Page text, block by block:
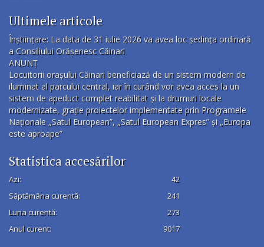
Ultimele articole
Înștiințare: La data de 31 iulie 2026 va avea loc ședința ordinară
a Consiliului Orășenesc Căinari
ANUNȚ
Locuitorii orașului Căinari beneficiază de un sistem modern de
iluminat al parcului central, iar în curând vor avea acces la un
sistem de apeduct complet reabilitat și la drumuri locale
modernizate, grație proiectelor implementate prin Programele
Naționale „Satul European”, „Satul European Expres” și „Europa
este aproape”
Statistica accesărilor
Azi:
42
Săptămâna curentă:
241
Luna curentă:
273
Anul curent:
9017